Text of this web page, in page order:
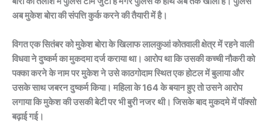
अब मुकेश बोरा की संपत्ति कुर्क करने की तैयारी में है।
विगत एक सितंबर को मुकेश बोरा के खिलाफ लालकुआं कोतवाली क्षेत्र में रहने वाली
विधवा ने दुष्कर्म का मुकदमा दर्ज कराया था। आरोप था कि उसकी कच्ची नौकरी को
पक्का करने के नाम पर मुकेश ने उसे काठगोदाम स्थित एक होटल में बुलाया और
उसके साथ जबरन दुष्कर्म किया। महिला के 164 के बयान हुए तो उसने आरोप
लगाया कि मुकेश की उसकी बेटी पर भी बुरी नजर थी। जिसके बाद मुकदमे में पॉक्सो
बढ़ाई गई।